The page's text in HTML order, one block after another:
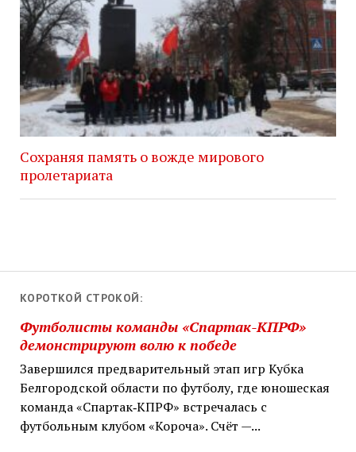
КОРОТКОЙ СТРОКОЙ:
Футболисты команды «Спартак-КПРФ»
демонстрируют волю к победе
Завершился предварительный этап игр Кубка
Белгородской области по футболу, где юношеская
команда «Спартак‑КПРФ» встречалась с
футбольным клубом «Короча». Счёт —...
Сохраняя память о вожде мирового
пролетариата